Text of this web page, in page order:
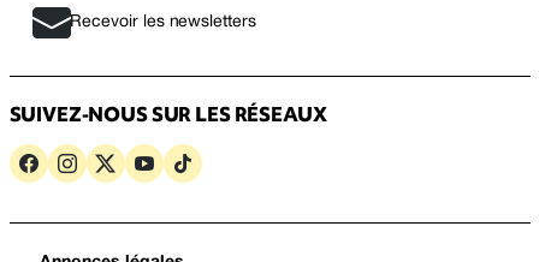
Recevoir les newsletters
SUIVEZ-NOUS SUR LES RÉSEAUX